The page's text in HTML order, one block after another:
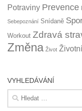
Potraviny Prevence
Sebepoznání Snídaně
Workout Zdravá
Změna Život
VYHLEDÁVÁNÍ
Vyhledávání